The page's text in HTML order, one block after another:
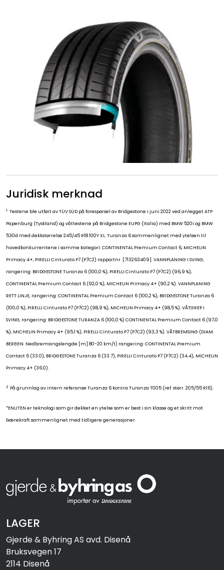
Juridisk merknad
1 Testene ble utført av TÜV SÜD på forespørsel av Bridgestone i juni 2022 ved anlegget ATP
Papenburg (Tyskland) og våttestene på Bridgestone EUPG (Italia) med BMW 520i og BMW
530d med dekkstørrelse 245/45 R18 100Y XL. Turanza 6 sammenlignet med ytelsen til
hovedkonkurrentene i samme kategori: CONTINENTAL Premium Contact 6, MICHELIN
Primacy 4+, PIRELLI Cinturato P7 (P7C2) rapportnr. [713263409]. VANNPLANING I SVING,
rangering: BRIDGESTONE Turanza 6 (100,0 %), PIRELLI Cinturato P7 (P7C2) (96,9 %),
CONTINENTAL Premium Contact 6 (92,0 %), MICHELIN Primacy 4+ (90,2 %). VANNPLANING
RETT LINJE, rangering: CONTINENTAL Premium Contact 6 (100,2 %), BRIDGESTONE Turanza 6
(100,0 %), PIRELLI Cinturato P7 (P7C2) (98,9 %), MICHELIN Primacy 4+ (98,5 %). VÅTGREP I
SVING, rangering: BRIDGESTONE TURANZA 6 (100,0 %) CONTINENTAL Premium Contact 6 (97,0
%), MICHELIN Primacy 4+ (95,1 %), PIRELLI Cinturato P7 (P7C2) (93,3 %). VÅTBREMSING (DIAM.
BEREGN. Nedbremsingslengde [m] 80-20 km/t) rangering: CONTINENTAL Premium
Contact 6 (33.0), BRIDGESTONE Turanza 6 (33.7), PIRELLI Cinturato P7 (P7C2) (34.4), MICHELIN
Primacy 4+ (36.0).
2 På grunnlag av intern referanse Turanza 6 kontra Turanza T005 (ref. størr. 205/55 R16).
*ENLITEN er teknologi som gir dekket en ytelse som er best i sin klasse og et skritt mot
bærekraft sammenlignet med tidligere generasjoner.
LAGER
Gjerde & Byhring AS avd. Disenå
Bruksvegen 17
2114 Disenå